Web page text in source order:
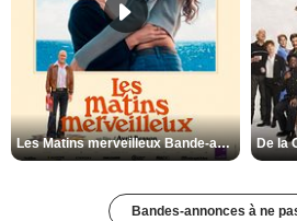
Les Matins merveilleux Bande-annonce VF
Bandes-annonces à ne